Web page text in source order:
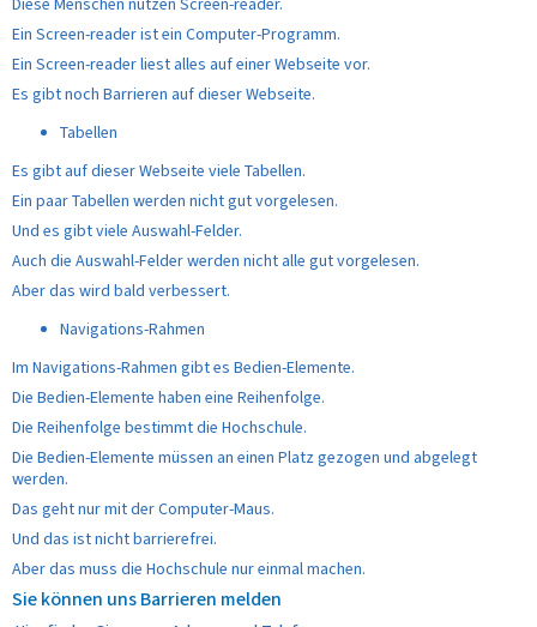
Ein Screen-reader ist ein Computer-Programm.
Ein Screen-reader liest alles auf einer Webseite vor.
Es gibt noch Barrieren auf dieser Webseite.
Tabellen
Es gibt auf dieser Webseite viele Tabellen.
Ein paar Tabellen werden nicht gut vorgelesen.
Und es gibt viele Auswahl-Felder.
Auch die Auswahl-Felder werden nicht alle gut vorgelesen.
Aber das wird bald verbessert.
Navigations-Rahmen
Im Navigations-Rahmen gibt es Bedien-Elemente.
Die Bedien-Elemente haben eine Reihenfolge.
Die Reihenfolge bestimmt die Hochschule.
Die Bedien-Elemente müssen an einen Platz gezogen und abgelegt
werden.
Das geht nur mit der Computer-Maus.
Und das ist nicht barrierefrei.
Aber das muss die Hochschule nur einmal machen.
Sie können uns Barrieren melden